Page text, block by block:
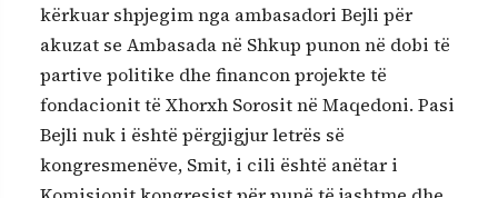
kërkuar shpjegim nga ambasadori Bejli për
akuzat se Ambasada në Shkup punon në dobi të
partive politike dhe financon projekte të
fondacionit të Xhorxh Sorosit në Maqedoni. Pasi
Bejli nuk i është përgjigjur letrës së
kongresmenëve, Smit, i cili është anëtar i